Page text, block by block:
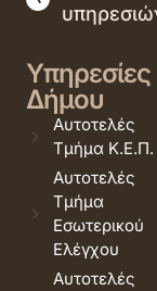
Υπηρεσίες
Δήμου
Αυτοτελές
Τμήμα Κ.Ε.Π.
Αυτοτελές
Τμήμα
Εσωτερικού
Ελέγχου
Αυτοτελές